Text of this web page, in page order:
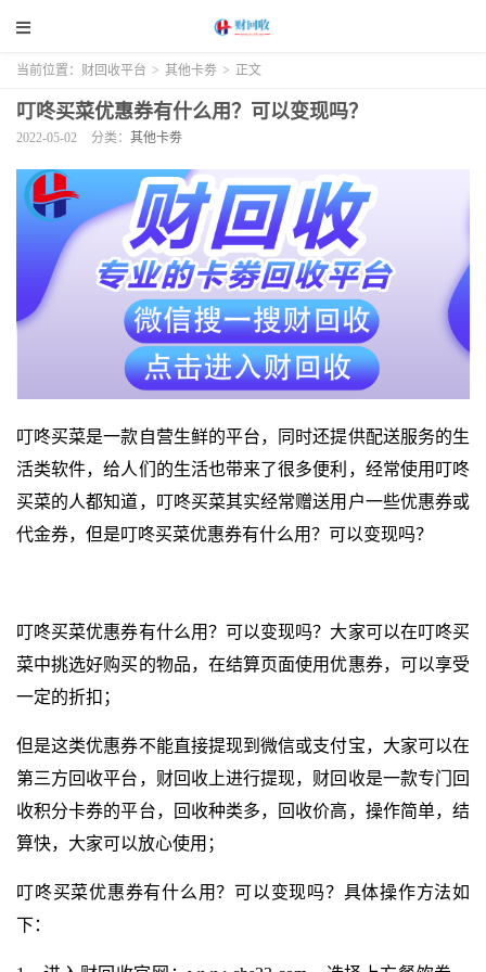
当前位置： 财回收平台 > 其他卡劵 > 正文
叮咚买菜优惠券有什么用？可以变现吗？
2022-05-02 分类： 其他卡劵
叮咚买菜是一款自营生鲜的平台，同时还提供配送服务的生
活类软件，给人们的生活也带来了很多便利，经常使用叮咚
买菜的人都知道，叮咚买菜其实经常赠送用户一些优惠券或
代金券，但是叮咚买菜优惠券有什么用？可以变现吗？
叮咚买菜优惠券有什么用？可以变现吗？大家可以在叮咚买
菜中挑选好购买的物品，在结算页面使用优惠券，可以享受
一定的折扣；
但是这类优惠券不能直接提现到微信或支付宝，大家可以在
第三方回收平台，财回收上进行提现，财回收是一款专门回
收积分卡券的平台，回收种类多，回收价高，操作简单，结
算快，大家可以放心使用；
叮咚买菜优惠券有什么用？可以变现吗？具体操作方法如
下：